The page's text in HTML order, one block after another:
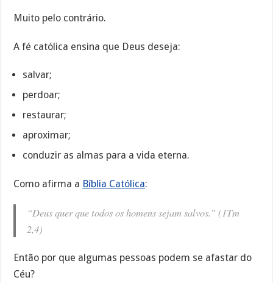
Muito pelo contrário.
A fé católica ensina que Deus deseja:
salvar;
perdoar;
restaurar;
aproximar;
conduzir as almas para a vida eterna.
Como afirma a Bíblia Católica:
“Deus quer que todos os homens sejam salvos.” (1Tm
2,4)
Então por que algumas pessoas podem se afastar do
Céu?